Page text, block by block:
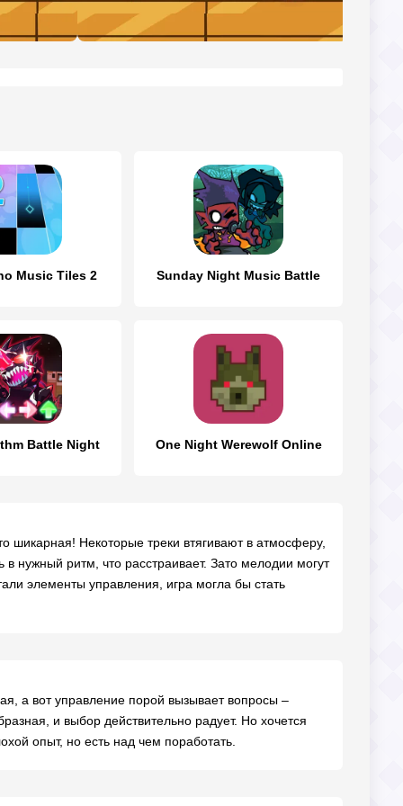
Music Tiles 2 Sunday Night Music Battle
Battle Night One Night Werewolf Online
шикарная! Некоторые треки втягивают в атмосферу,
нужный ритм, что расстраивает. Зато мелодии могут
элементы управления, игра могла бы стать
а вот управление порой вызывает вопросы –
и выбор действительно радует. Но хочется
опыт, но есть над чем поработать.